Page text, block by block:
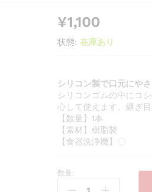
¥1,100
状態: 在庫あり
シリコン製で口元にや
シリコンゴムの中にコ
心して使えます。継ぎ
【数量】1本
【素材】樹脂製
【食器洗浄機】〇
口
数量: